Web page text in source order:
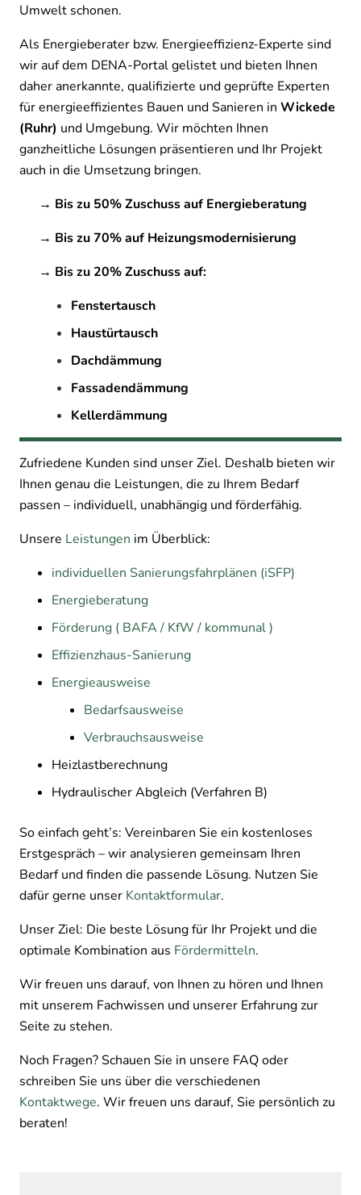
Umwelt schonen.
Als Energieberater bzw. Energieeffizienz-Experte sind
wir auf dem DENA-Portal gelistet und bieten Ihnen
daher anerkannte, qualifizierte und geprüfte Experten
für energieeffizientes Bauen und Sanieren in Wickede
(Ruhr) und Umgebung. Wir möchten Ihnen
ganzheitliche Lösungen präsentieren und Ihr Projekt
auch in die Umsetzung bringen.
→ Bis zu 50% Zuschuss auf Energieberatung
→ Bis zu 70% auf Heizungsmodernisierung
→ Bis zu 20% Zuschuss auf:
Fenstertausch
Haustürtausch
Dachdämmung
Fassadendämmung
Kellerdämmung
Zufriedene Kunden sind unser Ziel. Deshalb bieten wir
Ihnen genau die Leistungen, die zu Ihrem Bedarf
passen – individuell, unabhängig und förderfähig.
Unsere Leistungen im Überblick:
individuellen Sanierungsfahrplänen (iSFP)
Energieberatung
Förderung ( BAFA / KfW / kommunal )
Effizienzhaus-Sanierung
Energieausweise
Bedarfsausweise
Verbrauchsausweise
Heizlastberechnung
Hydraulischer Abgleich (Verfahren B)
So einfach geht’s: Vereinbaren Sie ein kostenloses
Erstgespräch – wir analysieren gemeinsam Ihren
Bedarf und finden die passende Lösung. Nutzen Sie
dafür gerne unser Kontaktformular.
Unser Ziel: Die beste Lösung für Ihr Projekt und die
optimale Kombination aus Fördermitteln.
Wir freuen uns darauf, von Ihnen zu hören und Ihnen
mit unserem Fachwissen und unserer Erfahrung zur
Seite zu stehen.
Noch Fragen? Schauen Sie in unsere FAQ oder
schreiben Sie uns über die verschiedenen
Kontaktwege. Wir freuen uns darauf, Sie persönlich zu
beraten!